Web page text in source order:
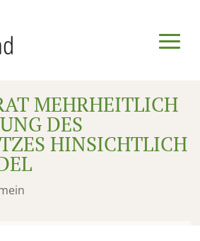
MEHRHEITLICH
DES
HINSICHTLICH